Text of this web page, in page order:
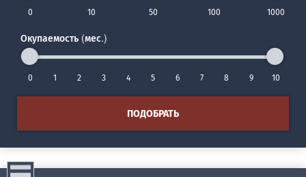
0 10 50 100 1000
Окупаемость (мес.)
0 1 2 3 4 5 6 7 8 9 10
ПОДОБРАТЬ